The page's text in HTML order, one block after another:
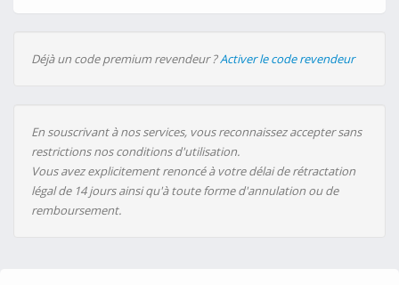
Déjà un code premium revendeur ?Activer le code revendeur
En souscrivant à nos services, vous reconnaissez accepter sans
restrictions nos conditions d'utilisation.
Vous avez explicitement renoncé à votre délai de rétractation
légal de 14 jours ainsi qu'à toute forme d'annulation ou de
remboursement.